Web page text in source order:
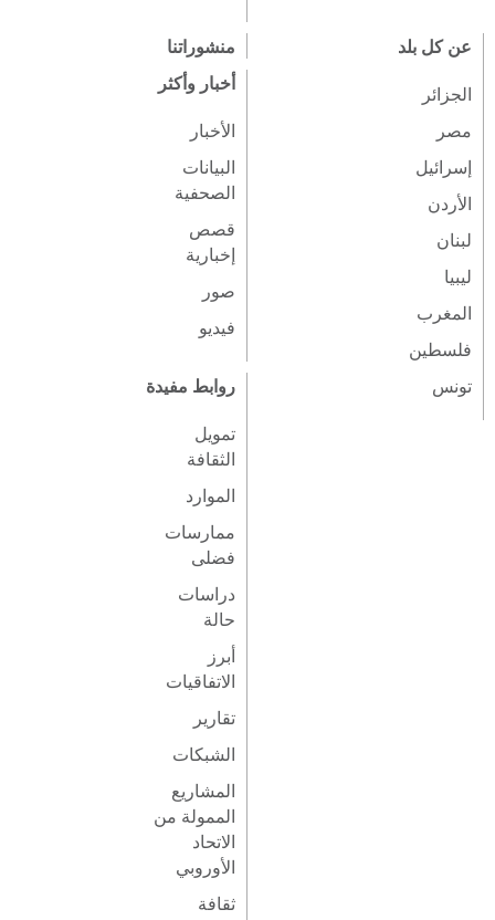
عن كل بلد
الجزائر
مصر
إسرائيل
الأردن
لبنان
ليبيا
المغرب
فلسطين
تونس
منشوراتنا
أخبار وأكثر
الأخبار
البيانات
الصحفية
قصص
إخبارية
صور
فيديو
روابط مفيدة
تمويل
الثقافة
الموارد
ممارسات
فضلى
دراسات
حالة
أبرز
الاتفاقيات
تقارير
الشبكات
المشاريع
الممولة من
الاتحاد
الأوروبي
ثقافة